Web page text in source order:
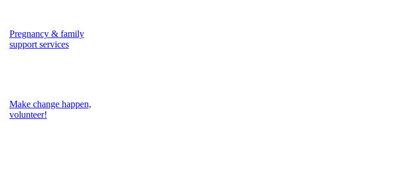
Pregnancy & family
support services
Make change happen,
volunteer!